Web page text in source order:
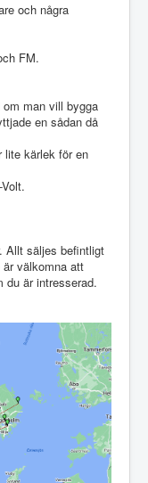
och några
FM.
man vill bygga
en sådan då
lite kärlek för en
Allt säljes befintligt
välkomna att
du är intresserad.